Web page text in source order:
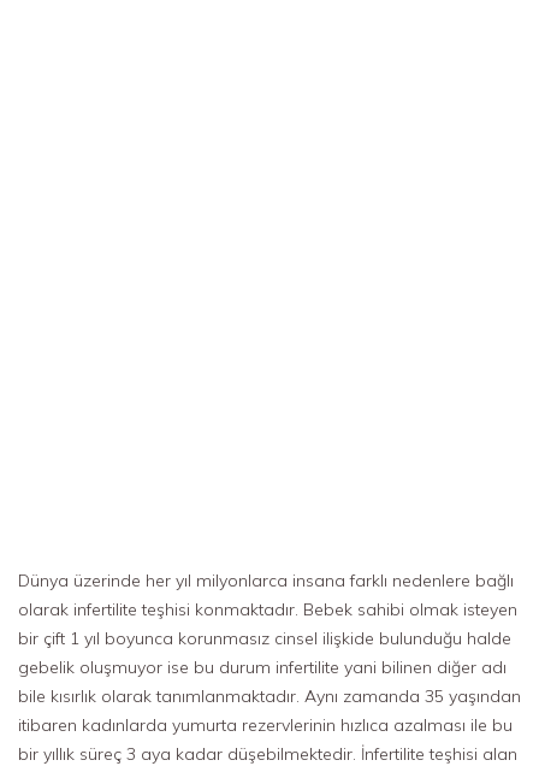
Dünya üzerinde her yıl milyonlarca insana farklı nedenlere bağlı
olarak infertilite teşhisi konmaktadır. Bebek sahibi olmak isteyen
bir çift 1 yıl boyunca korunmasız cinsel ilişkide bulunduğu halde
gebelik oluşmuyor ise bu durum infertilite yani bilinen diğer adı
bile kısırlık olarak tanımlanmaktadır. Aynı zamanda 35 yaşından
itibaren kadınlarda yumurta rezervlerinin hızlıca azalması ile bu
bir yıllık süreç 3 aya kadar düşebilmektedir. İnfertilite teşhisi alan